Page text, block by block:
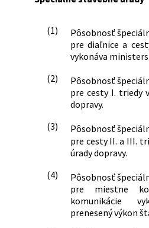
(1) Pôsobnosť
pre diaľnice a
vykonáva
(2)
Pôsobnosť
pre cesty I. triedy
dopravy.
(3)
Pôsobnosť
pre cesty II. a III.
úrady dopravy.
(4)
Pôsobnosť
pre miestne
komunikácie
prenesený výkon